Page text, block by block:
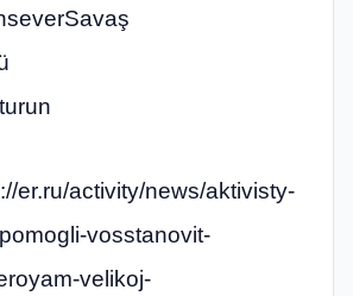
er.ru/activity/news/aktivisty-
vosstanovit-
velikoj-